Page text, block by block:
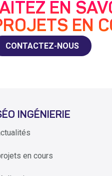
EN
EN
CONTACTEZ-NOUS
INGÉNIERIE
en cours